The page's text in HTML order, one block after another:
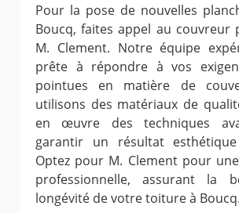
Pour la pose de nouvelles
Boucq, faites appel au couvreur
M. Clement. Notre équipe
prête à répondre à vos
pointues en matière de
utilisons des matériaux de
en œuvre des techniques
garantir un résultat
Optez pour M. Clement pour
professionnelle, assurant la
longévité de votre toiture à Boucq.